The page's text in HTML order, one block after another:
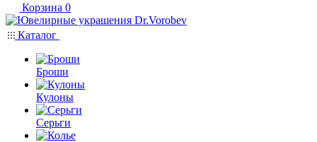
Корзина 0
Каталог
Броши
Кулоны
Серьги